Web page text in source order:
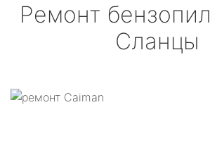
Ремонт бензопил
Сланцы